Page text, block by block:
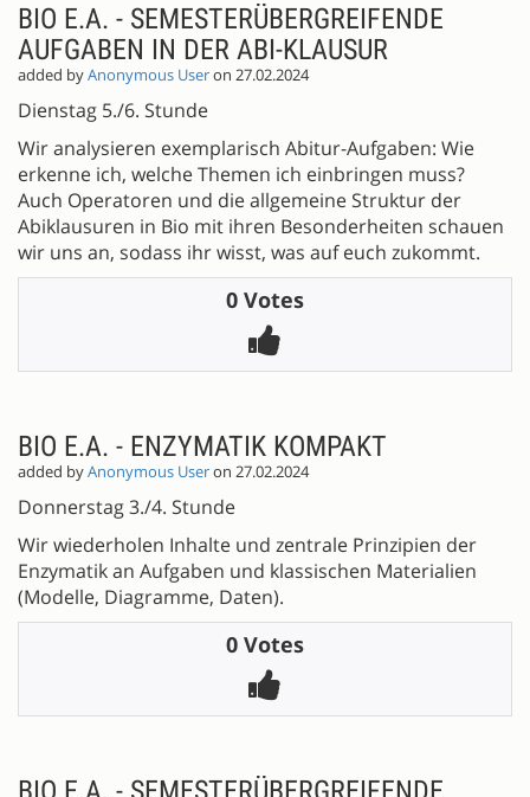
BIO E.A. - SEMESTERÜBERGREIFENDE
AUFGABEN IN DER ABI-KLAUSUR
added byAnonymous Useron 27.02.2024
Dienstag 5./6. Stunde
Wir analysieren exemplarisch Abitur-Aufgaben: Wie
erkenne ich, welche Themen ich einbringen muss?
Auch Operatoren und die allgemeine Struktur der
Abiklausuren in Bio mit ihren Besonderheiten schauen
wir uns an, sodass ihr wisst, was auf euch zukommt.
0 Votes
BIO E.A. - ENZYMATIK KOMPAKT
added byAnonymous Useron 27.02.2024
Donnerstag 3./4. Stunde
Wir wiederholen Inhalte und zentrale Prinzipien der
Enzymatik an Aufgaben und klassischen Materialien
(Modelle, Diagramme, Daten).
0 Votes